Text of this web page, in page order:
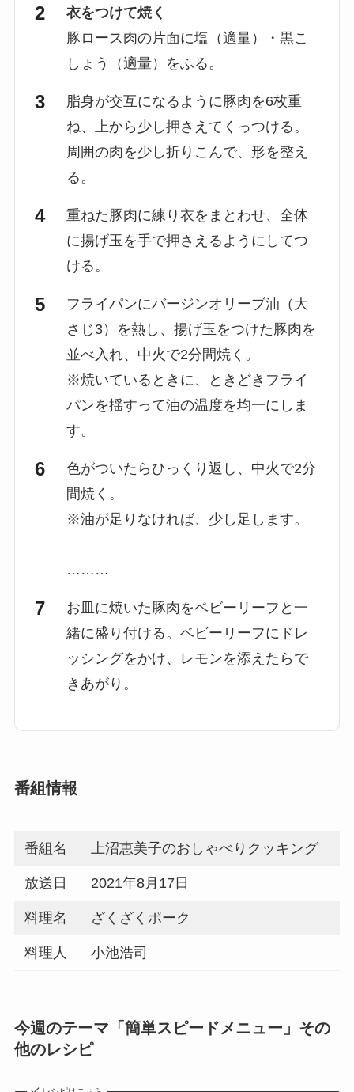
衣をつけて焼く
豚ロース肉の片面に塩（適量）・黒こ
しょう（適量）をふる。
脂身が交互になるように豚肉を6枚重
ね、上から少し押さえてくっつける。
周囲の肉を少し折りこんで、形を整え
る。
重ねた豚肉に練り衣をまとわせ、全体
に揚げ玉を手で押さえるようにしてつ
ける。
フライパンにバージンオリーブ油（大
さじ3）を熱し、揚げ玉をつけた豚肉を
並べ入れ、中火で2分間焼く。
※焼いているときに、ときどきフライ
パンを揺すって油の温度を均一にしま
す。
色がついたらひっくり返し、中火で2分
間焼く。
※油が足りなければ、少し足します。
………
お皿に焼いた豚肉をベビーリーフと一
緒に盛り付ける。ベビーリーフにドレ
ッシングをかけ、レモンを添えたらで
きあがり。
番組情報
番組名 上沼恵美子のおしゃべりクッキング
放送日 2021年8月17日
料理名 ざくざくポーク
料理人 小池浩司
今週のテーマ「簡単スピードメニュー」その
他のレシピ